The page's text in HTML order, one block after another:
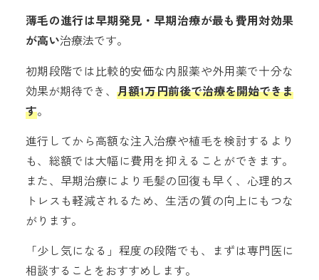
薄毛の進行は早期発見・早期治療が最も費用対効果
が高い治療法です。
初期段階では比較的安価な内服薬や外用薬で十分な
効果が期待でき、月額1万円前後で治療を開始できま
す。
進行してから高額な注入治療や植毛を検討するより
も、総額では大幅に費用を抑えることができます。
また、早期治療により毛髪の回復も早く、心理的ス
トレスも軽減されるため、生活の質の向上にもつな
がります。
「少し気になる」程度の段階でも、まずは専門医に
相談することをおすすめします。